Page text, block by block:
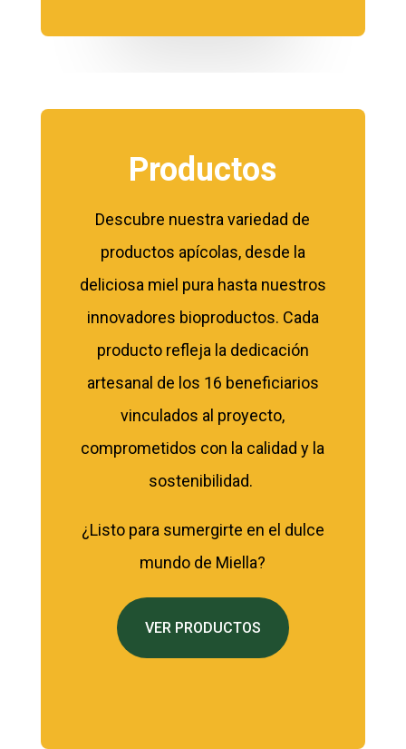
Productos
Descubre nuestra variedad de
productos apícolas, desde la
deliciosa miel pura hasta nuestros
innovadores bioproductos. Cada
producto refleja la dedicación
artesanal de los 16 beneficiarios
vinculados al proyecto,
comprometidos con la calidad y la
sostenibilidad.
¿Listo para sumergirte en el dulce
mundo de Miella?
VER PRODUCTOS